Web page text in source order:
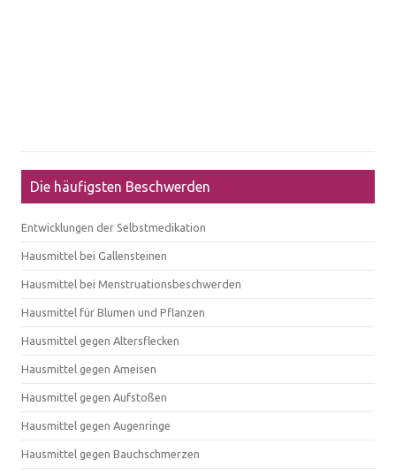
Die häufigsten Beschwerden
Entwicklungen der Selbstmedikation
Hausmittel bei Gallensteinen
Hausmittel bei Menstruationsbeschwerden
Hausmittel für Blumen und Pflanzen
Hausmittel gegen Altersflecken
Hausmittel gegen Ameisen
Hausmittel gegen Aufstoßen
Hausmittel gegen Augenringe
Hausmittel gegen Bauchschmerzen